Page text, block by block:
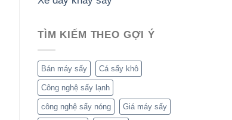
TÌM KIẾM THEO GỢI Ý
Bán máy sấy Cá sấy khô
Công nghệ sấy lạnh
công nghệ sấy nóng Giá máy sấy